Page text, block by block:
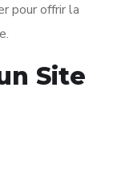
pour offrir la
Site